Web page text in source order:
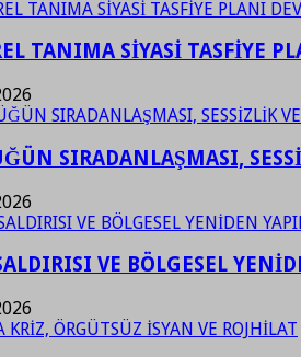
TANIMA SİYASİ TASFİYE
SIRADANLAŞMASI,
VE BÖLGESEL